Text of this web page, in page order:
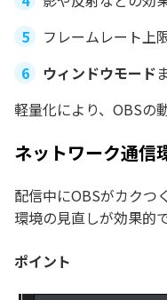
フレームレート上
ウィンドウモード
軽量化により、OBSの
ネットワーク通信
配信中にOBSがカクつ
環境の見直しが効果的で
ポイント